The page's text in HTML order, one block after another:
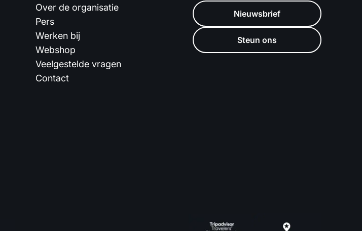
Over de organisatie
Pers
Werken bij
Webshop
Veelgestelde vragen
Contact
Nieuwsbrief
Steun ons